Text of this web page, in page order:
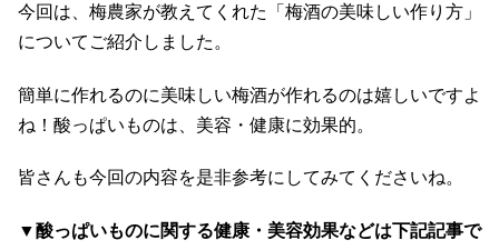
今回は、梅農家が教えてくれた「梅酒の美味しい作り方」
についてご紹介しました。
簡単に作れるのに美味しい梅酒が作れるのは嬉しいですよ
ね！酸っぱいものは、美容・健康に効果的。
皆さんも今回の内容を是非参考にしてみてくださいね。
▼酸っぱいものに関する健康・美容効果などは下記記事で